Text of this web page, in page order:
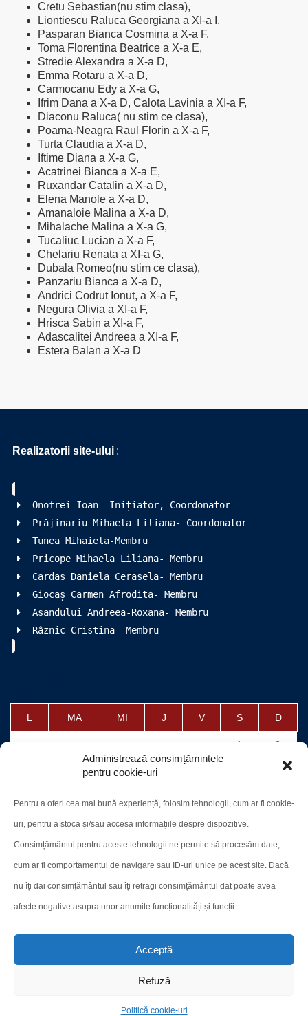
Administrează consimțămintele
pentru cookie-uri
Pentru a oferi cea mai bună experiență, folosim tehnologii, cum ar fi cookie-
uri, pentru a stoca și/sau accesa informațiile despre dispozitive.
Consimțământul pentru aceste tehnologii ne permite să procesăm date,
cum ar fi comportamentul de navigare sau ID-uri unice pe acest site. Dacă
nu îți dai consimțământul sau îți retragi consimțământul dat poate avea
afecte negative asupra unor anumite funcționalități și funcții.
Acceptă
Refuză
Politică cookie-uri
Cretu Sebastian(nu stim clasa),
Liontiescu Raluca Georgiana a XI-a I,
Pasparan Bianca Cosmina a X-a F,
Toma Florentina Beatrice a X-a E,
Stredie Alexandra a X-a D,
Emma Rotaru a X-a D,
Carmocanu Edy a X-a G,
Ifrim Dana a X-a D, Calota Lavinia a XI-a F,
Diaconu Raluca( nu stim ce clasa),
Poama-Neagra Raul Florin a X-a F,
Turta Claudia a X-a D,
Iftime Diana a X-a G,
Acatrinei Bianca a X-a E,
Ruxandar Catalin a X-a D,
Elena Manole a X-a D,
Amanaloie Malina a X-a D,
Mihalache Malina a X-a G,
Tucaliuc Lucian a X-a F,
Chelariu Renata a XI-a G,
Dubala Romeo(nu stim ce clasa),
Panzariu Bianca a X-a D,
Andrici Codrut Ionut, a X-a F,
Negura Olivia a XI-a F,
Hrisca Sabin a XI-a F,
Adascalitei Andreea a XI-a F,
Estera Balan a X-a D
Realizatorii site-ului :
Onofrei Ioan- Inițiator, Coordonator
Prăjinariu Mihaela Liliana- Coordonator
Tunea Mihaiela-Membru
Pricope Mihaela Liliana- Membru
Cardas Daniela Cerasela- Membru
Giocaș Carmen Afrodita- Membru
Asandului Andreea-Roxana- Membru
Râznic Cristina- Membru
L MA MI J V S D
1 2
5
20 22
24 25 26 27 28 29 30
31
« iul.